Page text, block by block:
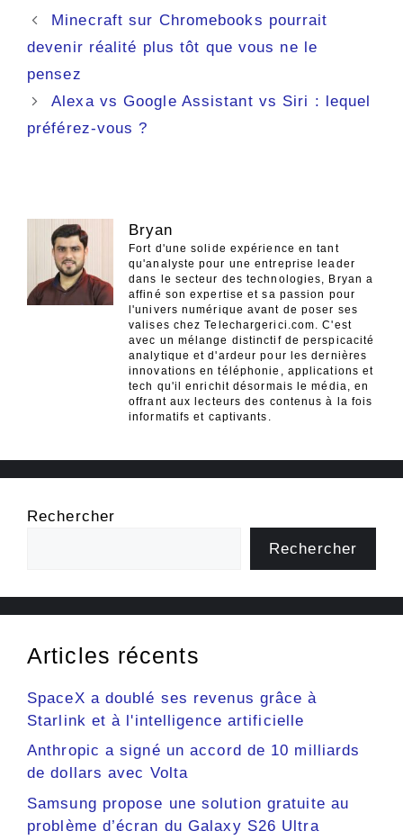
Navigation
des
Minecraft sur Chromebooks pourrait
devenir réalité plus tôt que vous ne le
pensez
Alexa vs Google Assistant vs Siri : lequel
préférez-vous ?
Bryan
Fort d'une solide expérience en tant
qu'analyste pour une entreprise leader
dans le secteur des technologies, Bryan a
affiné son expertise et sa passion pour
l'univers numérique avant de poser ses
valises chez Telechargerici.com. C'est
avec un mélange distinctif de perspicacité
analytique et d'ardeur pour les dernières
innovations en téléphonie, applications et
tech qu'il enrichit désormais le média, en
offrant aux lecteurs des contenus à la fois
informatifs et captivants.
Rechercher
Rechercher
Articles récents
SpaceX a doublé ses revenus grâce à
Starlink et à l'intelligence artificielle
Anthropic a signé un accord de 10 milliards
de dollars avec Volta
Samsung propose une solution gratuite au
problème d’écran du Galaxy S26 Ultra